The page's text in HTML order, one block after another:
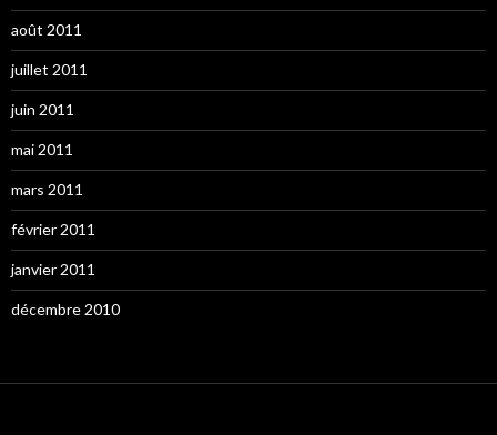
août 2011
juillet 2011
juin 2011
mai 2011
mars 2011
février 2011
janvier 2011
décembre 2010